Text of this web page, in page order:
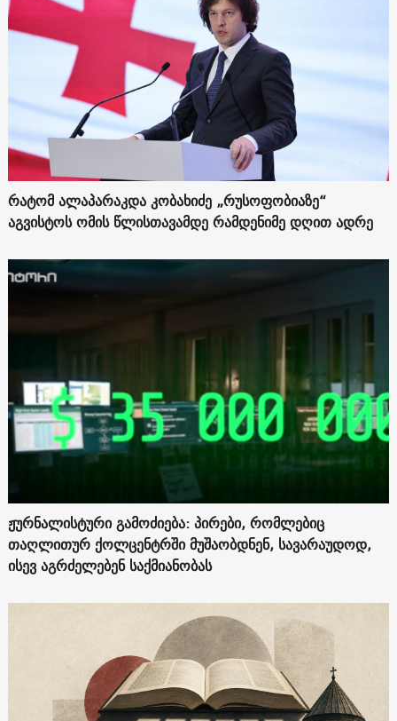
რატომ ალაპარაკდა კობახიძე „რუსოფობიაზე“
აგვისტოს ომის წლისთავამდე რამდენიმე დღით ადრე
ჟურნალისტური გამოძიება: პირები, რომლებიც
თაღლითურ ქოლცენტრში მუშაობდნენ, სავარაუდოდ,
ისევ აგრძელებენ საქმიანობას